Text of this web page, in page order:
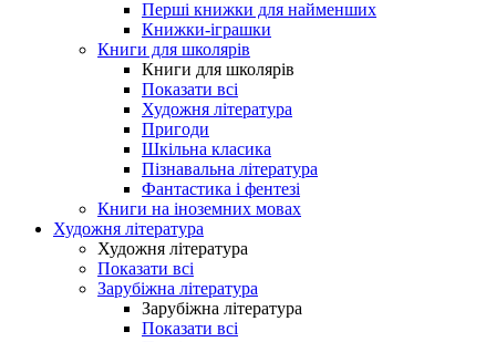
Перші книжки для найменших
Книжки-іграшки
Книги для школярів
Книги для школярів
Показати всі
Художня література
Пригоди
Шкільна класика
Пізнавальна література
Фантастика і фентезі
Книги на іноземних мовах
Художня література
Художня література
Показати всі
Зарубіжна література
Зарубіжна література
Показати всі